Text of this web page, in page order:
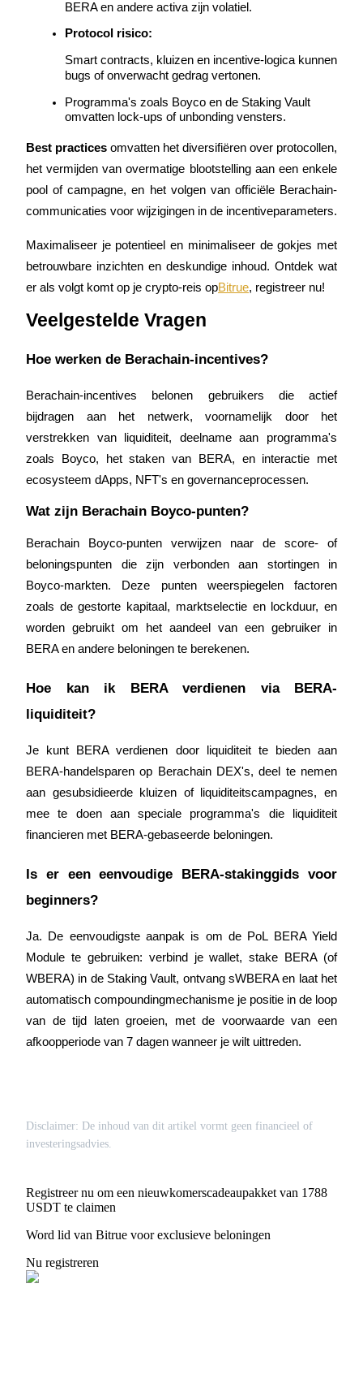
BERA en andere activa zijn volatiel.
Protocol risico:
Smart contracts, kluizen en incentive-logica kunnen
bugs of onverwacht gedrag vertonen.
Programma's zoals Boyco en de Staking Vault
omvatten lock-ups of unbonding vensters.
Best practices omvatten het diversifiëren over protocollen,
het vermijden van overmatige blootstelling aan een enkele
pool of campagne, en het volgen van officiële Berachain-
communicaties voor wijzigingen in de incentiveparameters.
Maximaliseer je potentieel en minimaliseer de gokjes met
betrouwbare inzichten en deskundige inhoud. Ontdek wat
er als volgt komt op je crypto-reis opBitrue, registreer nu!
Veelgestelde Vragen
Hoe werken de Berachain-incentives?
Berachain-incentives belonen gebruikers die actief
bijdragen aan het netwerk, voornamelijk door het
verstrekken van liquiditeit, deelname aan programma's
zoals Boyco, het staken van BERA, en interactie met
ecosysteem dApps, NFT's en governanceprocessen.
Wat zijn Berachain Boyco-punten?
Berachain Boyco-punten verwijzen naar de score- of
beloningspunten die zijn verbonden aan stortingen in
Boyco-markten. Deze punten weerspiegelen factoren
zoals de gestorte kapitaal, marktselectie en lockduur, en
worden gebruikt om het aandeel van een gebruiker in
BERA en andere beloningen te berekenen.
Hoe kan ik BERA verdienen via BERA-
liquiditeit?
Je kunt BERA verdienen door liquiditeit te bieden aan
BERA-handelsparen op Berachain DEX's, deel te nemen
aan gesubsidieerde kluizen of liquiditeitscampagnes, en
mee te doen aan speciale programma's die liquiditeit
financieren met BERA-gebaseerde beloningen.
Is er een eenvoudige BERA-stakinggids voor
beginners?
Ja. De eenvoudigste aanpak is om de PoL BERA Yield
Module te gebruiken: verbind je wallet, stake BERA (of
WBERA) in de Staking Vault, ontvang sWBERA en laat het
automatisch compoundingmechanisme je positie in de loop
van de tijd laten groeien, met de voorwaarde van een
afkoopperiode van 7 dagen wanneer je wilt uittreden.
Disclaimer: De inhoud van dit artikel vormt geen financieel of
investeringsadvies.
Registreer nu om een nieuwkomerscadeaupakket van 1788
USDT te claimen
Word lid van Bitrue voor exclusieve beloningen
Nu registreren